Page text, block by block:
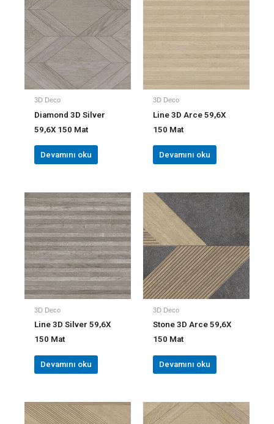
3D Deco
Diamond 3D Silver
59,6X 150 Mat
Devamını oku
3D Deco
Line 3D Arce 59,6X
150 Mat
Devamını oku
3D Deco
Line 3D Silver 59,6X
150 Mat
Devamını oku
3D Deco
Stone 3D Arce 59,6X
150 Mat
Devamını oku